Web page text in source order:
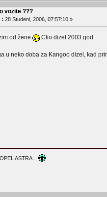
vozite ???
: 28 Studeni, 2006, 07:57:10 »
od žene Clio dizel 2003 god.
u neko doba za Kangoo dizel, kad
ASTRA...